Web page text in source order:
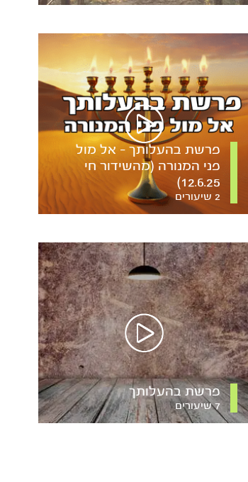
פרשת בהעלותך – אל מול
פני המנורה (מהשידור חי
12.6.25)
2 שיעורים
פרשת בהעלותך
7 שיעורים